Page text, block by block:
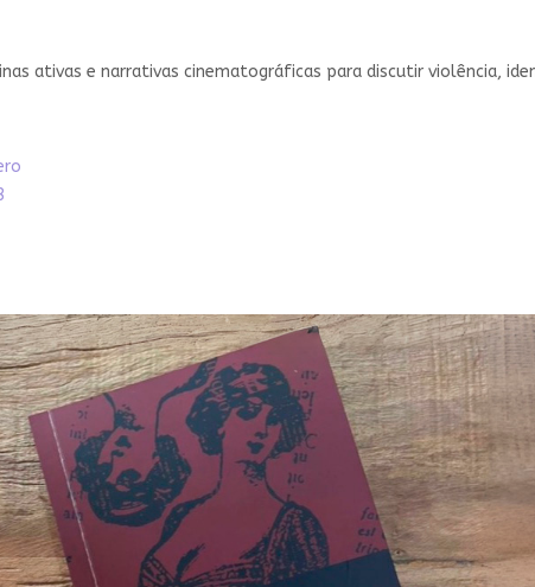
ativas e narrativas cinematográficas para discutir violência,